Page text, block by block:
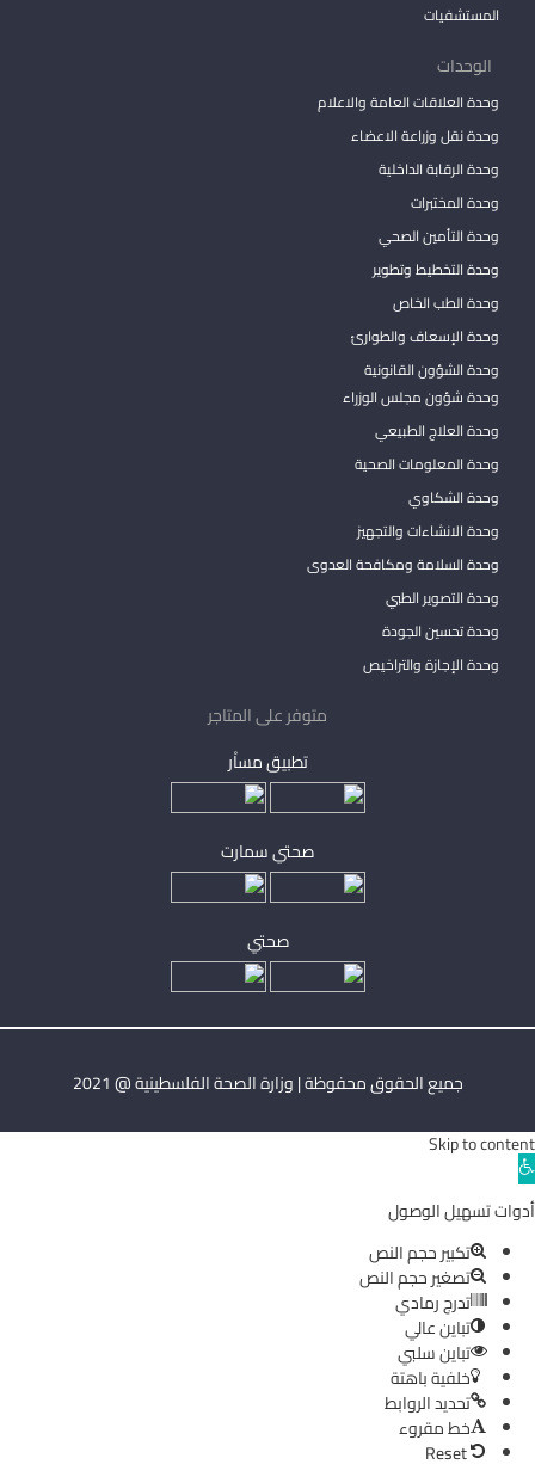
المستشفيات
الوحدات
وحدة العلاقات العامة والاعلام
وحدة نقل وزراعة الاعضاء
وحدة الرقابة الداخلية
وحدة المختبرات
وحدة التأمين الصحي
وحدة التخطيط وتطوير
وحدة الطب الخاص
وحدة الإسعاف والطوارئ
وحدة الشؤون القانونية
وحدة شؤون مجلس الوزراء
وحدة العلاج الطبيعي
وحدة المعلومات الصحية
وحدة الشكاوي
وحدة الانشاءات والتجهيز
وحدة السلامة ومكافحة العدوى
وحدة التصوير الطبي
وحدة تحسين الجودة
وحدة الإجازة والتراخيص
متوفر على المتاجر
تطبيق مساْر
صحتي سمارت
صحتي
جميع الحقوق محفوظة | وزارة الصحة الفلسطينية @ 2021
Skip to content
Open
toolbar
أدوات تسهيل الوصول
تكبير حجم النص
تصغير حجم النص
تدرج رمادي
تباين عالي
تباين سلبي
خلفية باهتة
تحديد الروابط
خط مقروء
Reset